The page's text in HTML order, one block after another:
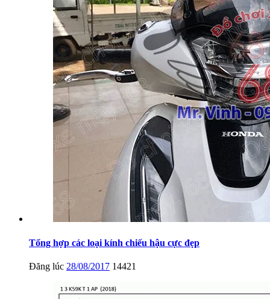
Tổng hợp các loại kính chiếu hậu cực đẹp
Đăng lúc 28/08/2017 14421